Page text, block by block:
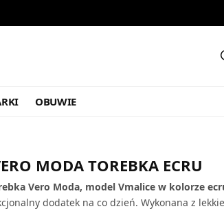
OBUWIE
MODA TOREBKA ECRU
Vero Moda, model Vmalice w kolorze
dodatek na co dzień. Wykonana z